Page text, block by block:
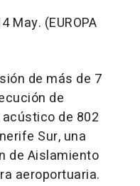
May. (EUROPA
de más de 7
de
de 802
Sur, una
de Aislamiento
aeroportuaria.